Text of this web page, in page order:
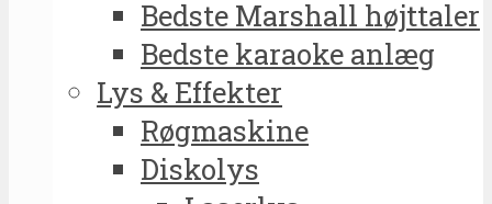
Bedste Marshall højttaler
Bedste karaoke anlæg
Lys & Effekter
Røgmaskine
Diskolys